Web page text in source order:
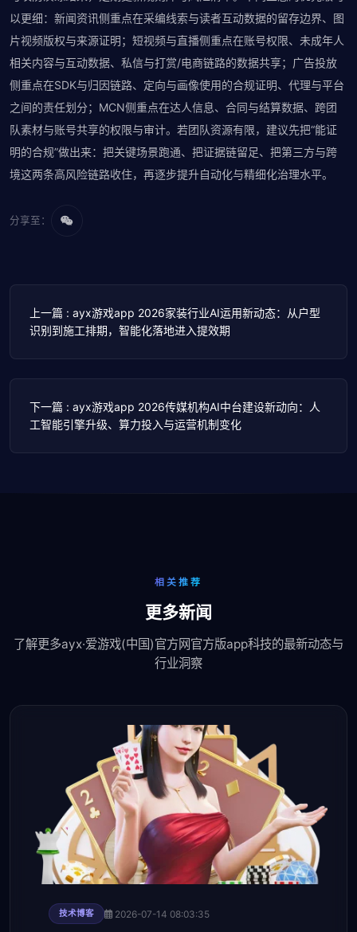
以更细：新闻资讯侧重点在采编线索与读者互动数据的留存边界、图
片视频版权与来源证明；短视频与直播侧重点在账号权限、未成年人
相关内容与互动数据、私信与打赏/电商链路的数据共享；广告投放
侧重点在SDK与归因链路、定向与画像使用的合规证明、代理与平台
之间的责任划分；MCN侧重点在达人信息、合同与结算数据、跨团
队素材与账号共享的权限与审计。若团队资源有限，建议先把“能证
明的合规”做出来：把关键场景跑通、把证据链留足、把第三方与跨
境这两条高风险链路收住，再逐步提升自动化与精细化治理水平。
分享至：
上一篇 : ayx游戏app 2026家装行业AI运用新动态：从户型
识别到施工排期，智能化落地进入提效期
下一篇 : ayx游戏app 2026传媒机构AI中台建设新动向：人
工智能引擎升级、算力投入与运营机制变化
相关推荐
更多新闻
了解更多ayx·爱游戏(中国)官方网官方版app科技的最新动态与
行业洞察
技术博客 2026-07-14 08:03:35